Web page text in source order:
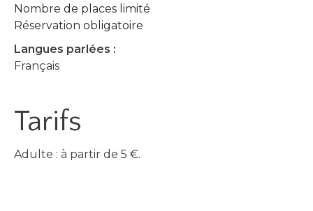
Nombre de places limité
Réservation obligatoire
Langues parlées :
Français
Tarifs
Adulte : à partir de 5 €.